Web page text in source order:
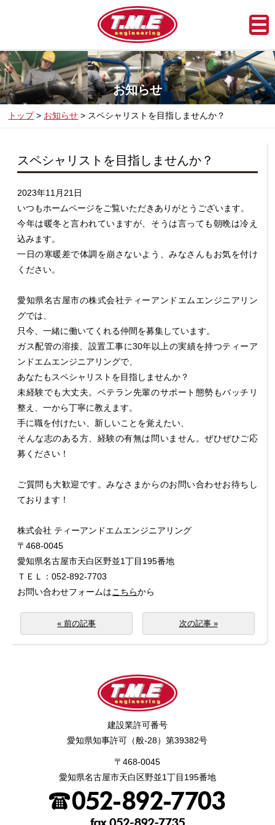
お知らせ
トップ お知らせ スペシャリストを目指しませんか？
スペシャリストを目指しませんか？
2023年11月21日
いつもホームページをご覧いただきありがとうございます。
今年は暖冬と言われていますが、そうは言っても朝晩は冷え
込みます。
一日の寒暖差で体調を崩さないよう、みなさんもお気を付け
ください。
愛知県名古屋市の株式会社ティーアンドエムエンジニアリン
グでは、
只今、一緒に働いてくれる仲間を募集しています。
ガス配管の溶接、設置工事に30年以上の実績を持つティーア
ンドエムエンジニアリングで、
あなたもスペシャリストを目指しませんか？
未経験でも大丈夫。ベテラン先輩のサポート態勢もバッチリ
整え、一から丁寧に教えます。
手に職を付けたい、新しいことを覚えたい、
そんな志のある方、経験の有無は問いません。ぜひぜひご応
募ください！
ご質問も大歓迎です。みなさまからのお問い合わせお待ちし
ております！
株式会社 ティーアンドエムエンジニアリング
〒468-0045
愛知県名古屋市天白区野並1丁目195番地
ＴＥＬ：052-892-7703
お問い合わせフォームはこちらから
« 前の記事 次の記事 »
建設業許可番号
愛知県知事許可（般-28）第39382号
〒468-0045
愛知県名古屋市天白区野並1丁目195番地